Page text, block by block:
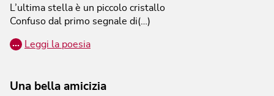
L’ultima stella è un piccolo cristallo
Confuso dal primo segnale di(…)
… Leggi la poesia
Una bella amicizia